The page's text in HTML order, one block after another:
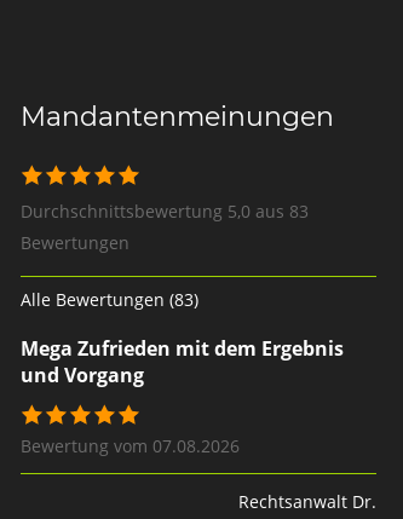
Mandantenmeinungen
Durchschnittsbewertung 5,0 aus 83
Bewertungen
Alle Bewertungen (83)
Mega Zufrieden mit dem Ergebnis
und Vorgang
Bewertung vom 07.08.2026
Rechtsanwalt Dr.